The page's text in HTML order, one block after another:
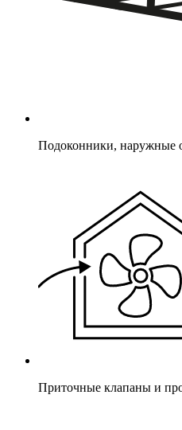
Подоконники, наружные
Приточные клапаны и